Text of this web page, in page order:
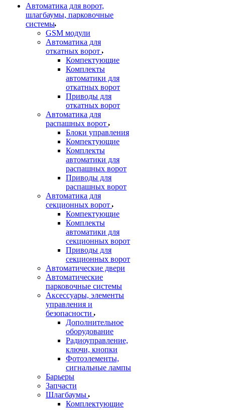
Автоматика для ворот,
шлагбаумы, парковочные
системы
GSM модули
Автоматика для
откатных ворот
Компектующие
Комплекты
автоматики для
откатных ворот
Приводы для
откатных ворот
Автоматика для
распашных ворот
Блоки управления
Компектующие
Комплекты
автоматики для
распашных ворот
Приводы для
распашных ворот
Автоматика для
секционных ворот
Компектующие
Комплекты
автоматики для
секционных ворот
Приводы для
секционных ворот
Автоматические двери
Автоматические
парковочные системы
Аксессуары, элементы
управления и
безопасности
Дополнительное
оборудование
Радиоуправление,
ключи, кнопки
Фотоэлементы,
сигнальные лампы
Барьеры
Запчасти
Шлагбаумы
Комплектующие